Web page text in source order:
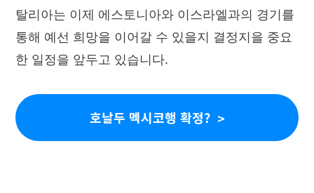
탈리아는 이제 에스토니아와 이스라엘과의 경기를
통해 예선 희망을 이어갈 수 있을지 결정지을 중요
한 일정을 앞두고 있습니다.
호날두 멕시코행 확정?